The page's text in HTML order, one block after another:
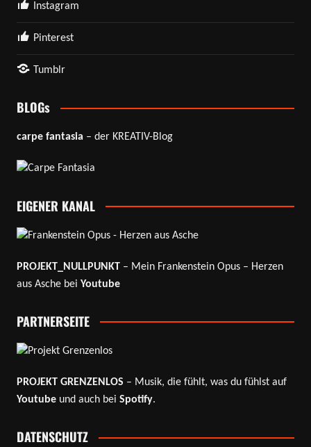
Instagram
Pinterest
Tumblr
BLOGs
carpe fantasia – der KREATIV-Blog
EIGENER KANAL
PROJEKT_NULLPUNKT– Mein Frankenstein Opus – Herzen
aus Asche bei Youtube
PARTNERSEITE
PROJEKT GRENZENLOS – Musik, die fühlt, was du fühlst auf
Youtube und auch bei Spotify.
DATENSCHUTZ